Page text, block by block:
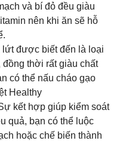
và bí đỏ đều giàu
nên khi ăn sẽ hỗ
lứt được biết đến là loại
thời rất giàu chất
có thể nấu cháo gạo
Healthy
kết hợp giúp kiểm soát
quả, bạn có thể luộc
hoặc chế biến thành